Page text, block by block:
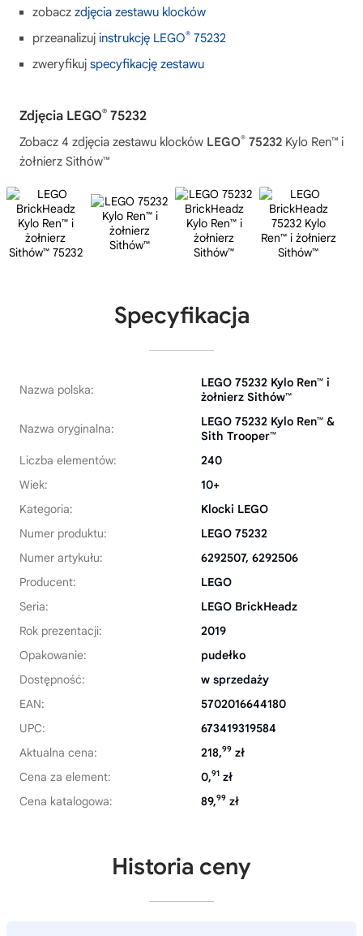
zobacz zdjęcia zestawu klocków
przeanalizuj instrukcję LEGO® 75232
zweryfikuj specyfikację zestawu
Zdjęcia LEGO® 75232
Zobacz 4 zdjęcia zestawu klocków LEGO® 75232 Kylo Ren™ i
żołnierz Sithów™
Specyfikacja
Nazwa polska:
LEGO 75232 Kylo Ren™ i
żołnierz Sithów™
Nazwa oryginalna:
LEGO 75232 Kylo Ren™ &
Sith Trooper™
Liczba elementów:
240
Wiek:
10+
Kategoria:
Klocki LEGO
Numer produktu:
LEGO 75232
Numer artykułu:
6292507, 6292506
Producent:
LEGO
Seria:
LEGO BrickHeadz
Rok prezentacji:
2019
Opakowanie:
pudełko
Dostępność:
w sprzedaży
EAN:
5702016644180
UPC:
673419319584
Aktualna cena:
218,99 zł
Cena za element:
0,91 zł
Cena katalogowa:
89,99 zł
Historia ceny